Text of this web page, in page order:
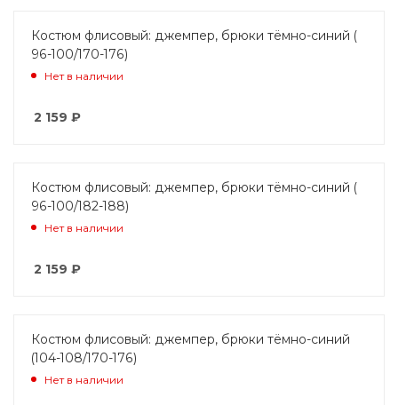
Костюм флисовый: джемпер, брюки тёмно-синий (
96-100/170-176)
Нет в наличии
2 159 ₽
Костюм флисовый: джемпер, брюки тёмно-синий (
96-100/182-188)
Нет в наличии
2 159 ₽
Костюм флисовый: джемпер, брюки тёмно-синий
(104-108/170-176)
Нет в наличии